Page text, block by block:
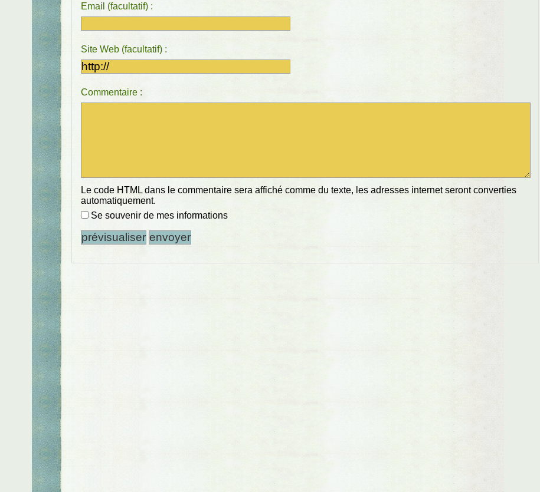
Email (facultatif) :
Site Web (facultatif) :
Commentaire :
Le code HTML dans le commentaire sera affiché comme du texte, les adresses internet seront converties
automatiquement.
Se souvenir de mes informations